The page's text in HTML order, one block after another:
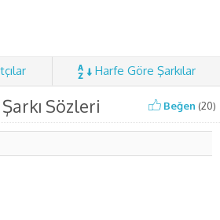
Harfe Göre Şarkılar
Sözleri Beğen (20)